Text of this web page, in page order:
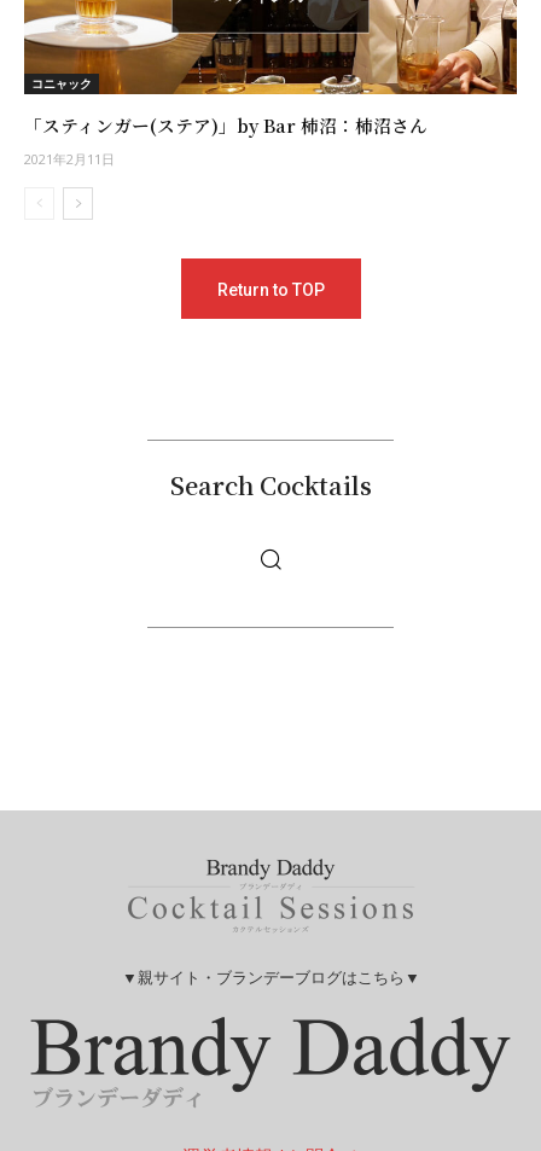
コニャック
「スティンガー(ステア)」by Bar 柿沼：柿沼さん
2021年2月11日
Return to TOP
Search Cocktails
▼親サイト・ブランデーブログはこちら▼